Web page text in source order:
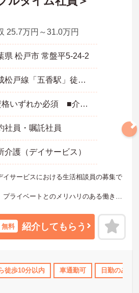
社会保険完備 交通費支給 退職
25.7万円～31.0万円
県 松戸市 常盤平5-24-2
京成松戸線「五香駅」徒歩7分
■資格いずれか必須 ■介護職員としての経験がある方 ■普通自動車免許必須
社員・嘱託社員
介護（デイサービス）
サービスにおける生活相談員の募集で
ライベートとのメリハリのある働き方
対策ポイントなど、さらに詳細をご案内
ださい！
無料 紹介してもらう
徒歩10分以内 車通勤可 日勤のみ